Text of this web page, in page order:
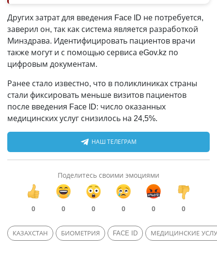
Других затрат для введения Face ID не потребуется,
заверил он, так как система является разработкой
Минздрава. Идентифицировать пациентов врачи
также могут и с помощью сервиса eGov.kz по
цифровым документам.
Ранее стало известно, что в поликлиниках страны
стали фиксировать меньше визитов пациентов
после введения Face ID: число оказанных
медицинских услуг снизилось на 24,5%.
НАШ ТЕЛЕГРАМ
Поделитесь своими эмоциями
0 0 0 0 0 0
КАЗАХСТАН БИОМЕТРИЯ FACE ID МЕДИЦИНСКИЕ